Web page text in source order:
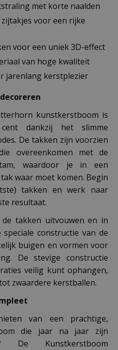
met korte naalden
voor een rijke
voor een uniek 3D-effect
van hoge kwaliteit
jarenlang kerstplezier
kunstkerstboom is
dankzij het slimme
De takken zijn voorzien
overeenkomen met de
waardoor je in een
waar moet komen. Begin
takken en werk naar
resultaat.
takken uitvouwen en in
constructie van de
buigen en vormen voor
De stevige constructie
veilig kunt ophangen,
zwaardere kerstballen.
van een prachtige,
die jaar na jaar zijn
De Kunstkerstboom